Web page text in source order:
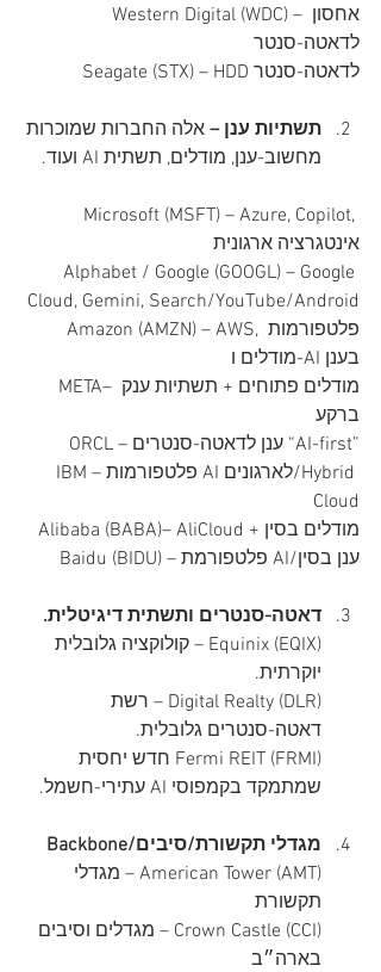
Western Digital (WDC) – אחסון
לדאטה-סנטר
Seagate (STX) – HDD לדאטה-סנטר
תשתיות ענן – אלה החברות שמוכרות
מחשוב-ענן, מודלים, תשתית AI ועוד.
Microsoft (MSFT) – Azure, Copilot,
אינטגרציה ארגונית
Alphabet / Google (GOOGL) – Google
Cloud, Gemini, Search/YouTube/Android
Amazon (AMZN) – AWS, פלטפורמות
מודלים ו-AI בענן
META– מודלים פתוחים + תשתיות ענק
ברקע
ORCL – ענן לדאטה-סנטרים “AI-first”
IBM – פלטפורמות AI לארגונים/Hybrid
Cloud
Alibaba (BABA)– AliCloud + מודלים בסין
Baidu (BIDU) – פלטפורמת AI/ענן בסין
דאטה-סנטרים ותשתית דיגיטלית.
Equinix (EQIX) – קולוקציה גלובלית
יוקרתית.
Digital Realty (DLR) – רשת
דאטה-סנטרים גלובלית.
Fermi REIT (FRMI) חדש יחסית
שמתמקד בקמפוסי AI עתירי-חשמל.
מגדלי תקשורת/סיבים/Backbone
American Tower (AMT) – מגדלי
תקשורת
Crown Castle (CCI) – מגדלים וסיבים
בארה״ב